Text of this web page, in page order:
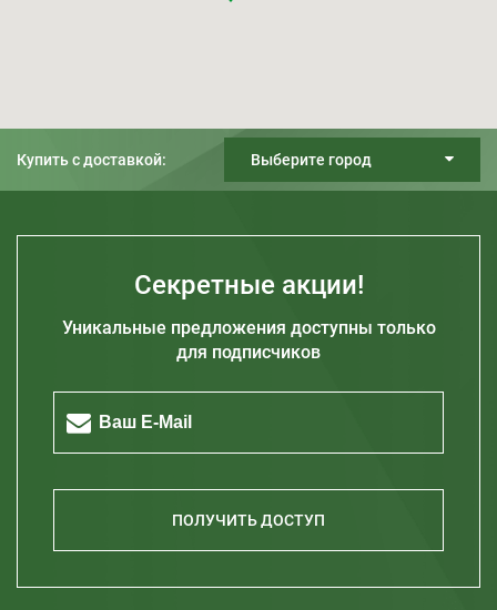
Купить с доставкой: Выберите город
Днепр
Запорожье
Николаев
Секретные акции!
Уникальные предложения доступны только
для подписчиков
ПОЛУЧИТЬ ДОСТУП